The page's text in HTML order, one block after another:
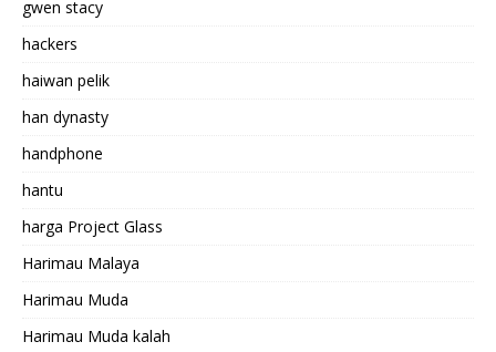
gwen stacy
hackers
haiwan pelik
han dynasty
handphone
hantu
harga Project Glass
Harimau Malaya
Harimau Muda
Harimau Muda kalah